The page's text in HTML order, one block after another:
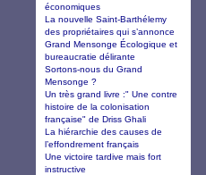
économiques
La nouvelle Saint-Barthélemy
des propriétaires qui s’annonce
Grand Mensonge Écologique et
bureaucratie délirante
Sortons-nous du Grand
Mensonge ?
Un très grand livre :" Une contre
histoire de la colonisation
française" de Driss Ghali
La hiérarchie des causes de
l’effondrement français
Une victoire tardive mais fort
instructive